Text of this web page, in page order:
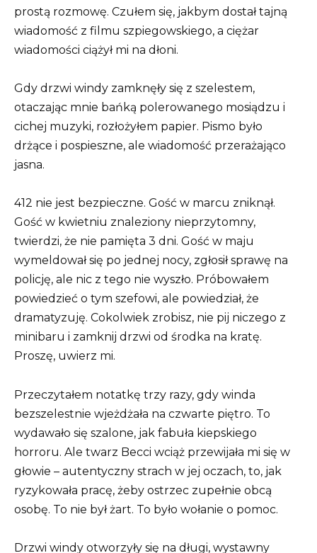
prostą rozmowę. Czułem się, jakbym dostał tajną
wiadomość z filmu szpiegowskiego, a ciężar
wiadomości ciążył mi na dłoni.
Gdy drzwi windy zamknęły się z szelestem,
otaczając mnie bańką polerowanego mosiądzu i
cichej muzyki, rozłożyłem papier. Pismo było
drżące i pospieszne, ale wiadomość przerażająco
jasna.
412 nie jest bezpieczne. Gość w marcu zniknął.
Gość w kwietniu znaleziony nieprzytomny,
twierdzi, że nie pamięta 3 dni. Gość w maju
wymeldował się po jednej nocy, zgłosił sprawę na
policję, ale nic z tego nie wyszło. Próbowałem
powiedzieć o tym szefowi, ale powiedział, że
dramatyzuję. Cokolwiek zrobisz, nie pij niczego z
minibaru i zamknij drzwi od środka na kratę.
Proszę, uwierz mi.
Przeczytałem notatkę trzy razy, gdy winda
bezszelestnie wjeżdżała na czwarte piętro. To
wydawało się szalone, jak fabuła kiepskiego
horroru. Ale twarz Becci wciąż przewijała mi się w
głowie – autentyczny strach w jej oczach, to, jak
ryzykowała pracę, żeby ostrzec zupełnie obcą
osobę. To nie był żart. To było wołanie o pomoc.
Drzwi windy otworzyły się na długi, wystawny